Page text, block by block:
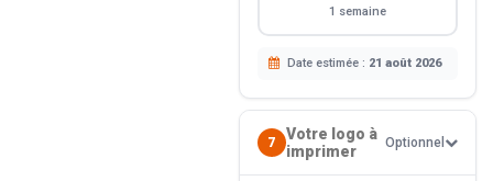
1 semaine
Date estimée : 21 août 2026
7
Votre logo à
imprimer
Optionnel